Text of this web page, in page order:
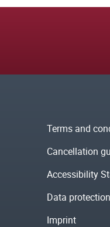
Terms and
Cancellation
Accessibility
Data
Imprint